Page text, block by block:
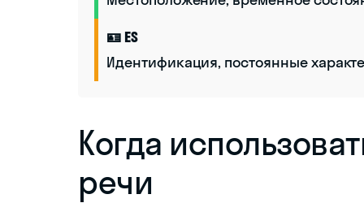
🪪 ES
Идентификация, постоянные
Когда
речи